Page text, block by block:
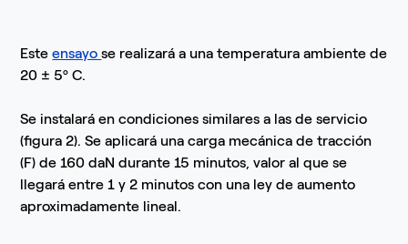
Esteensayose realizará a una temperatura ambiente de
20 ± 5º C.
Se instalará en condiciones similares a las de servicio
(figura 2). Se aplicará una carga mecánica de tracción
(F) de 160 daN durante 15 minutos, valor al que se
llegará entre 1 y 2 minutos con una ley de aumento
aproximadamente lineal.